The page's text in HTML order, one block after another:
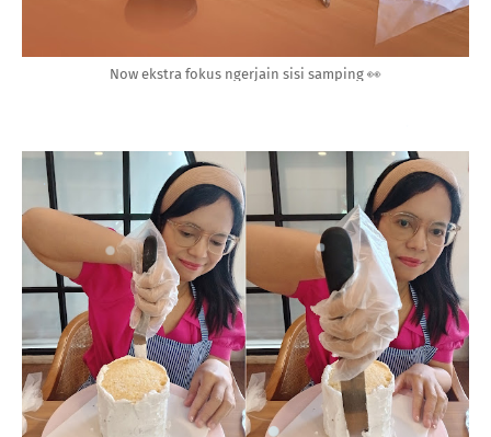
Now ekstra fokus ngerjain sisi samping 👀